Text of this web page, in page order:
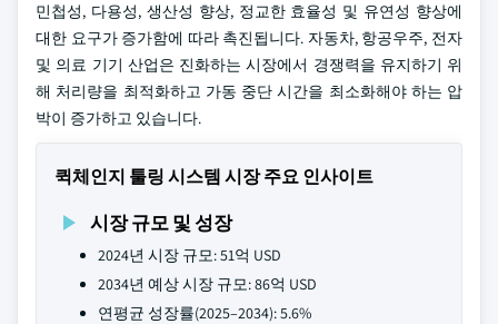
민첩성, 다용성, 생산성 향상, 정교한 효율성 및 유연성 향상에
대한 요구가 증가함에 따라 촉진됩니다. 자동차, 항공우주, 전자
및 의료 기기 산업은 진화하는 시장에서 경쟁력을 유지하기 위
해 처리량을 최적화하고 가동 중단 시간을 최소화해야 하는 압
박이 증가하고 있습니다.
퀵체인지 툴링 시스템 시장 주요 인사이트
시장 규모 및 성장
2024년 시장 규모: 51억 USD
2034년 예상 시장 규모: 86억 USD
연평균 성장률(2025–2034): 5.6%